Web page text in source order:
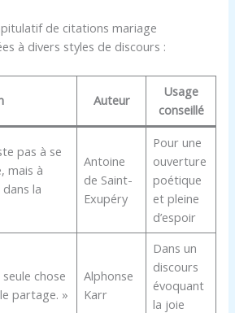
de citations mariage
à divers styles de discours :
Auteur
Usage
conseillé
pas à se
mais à
la
Antoine
de Saint-
Exupéry
Pour une
ouverture
poétique
et pleine
d’espoir
chose
partage. »
Alphonse
Karr
Dans un
discours
évoquant
la joie